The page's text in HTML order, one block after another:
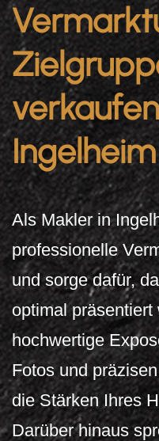
Als Makler in
professionelle
und sorge dafür,
optimal
hochwertige
Fotos und
die Stärken Ihres
Darüber hinaus